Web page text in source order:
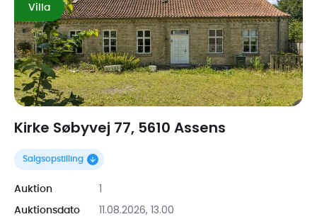
Villa
Kirke Søbyvej 77, 5610 Assens
Salgsopstilling
Auktion 1
Auktionsdato 11.08.2026, 13.00